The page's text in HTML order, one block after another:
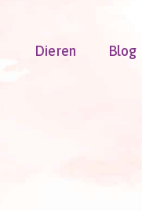
Dieren Blog